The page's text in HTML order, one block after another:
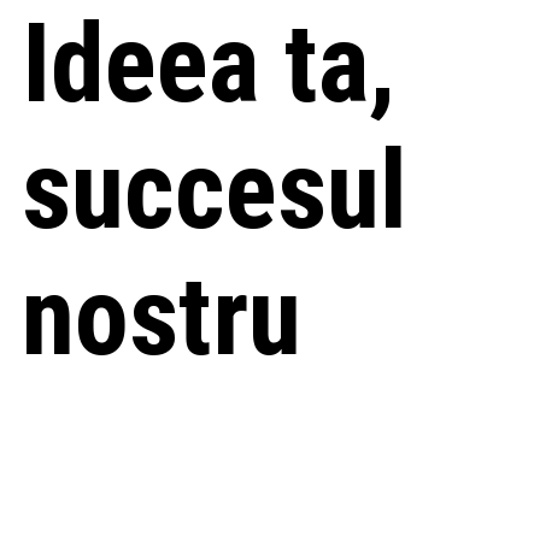
Ideea ta,
succesul
nostru